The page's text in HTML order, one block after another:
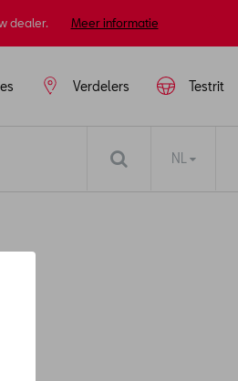
dealer. Meer informatie
Testrit
Verdelers
NL